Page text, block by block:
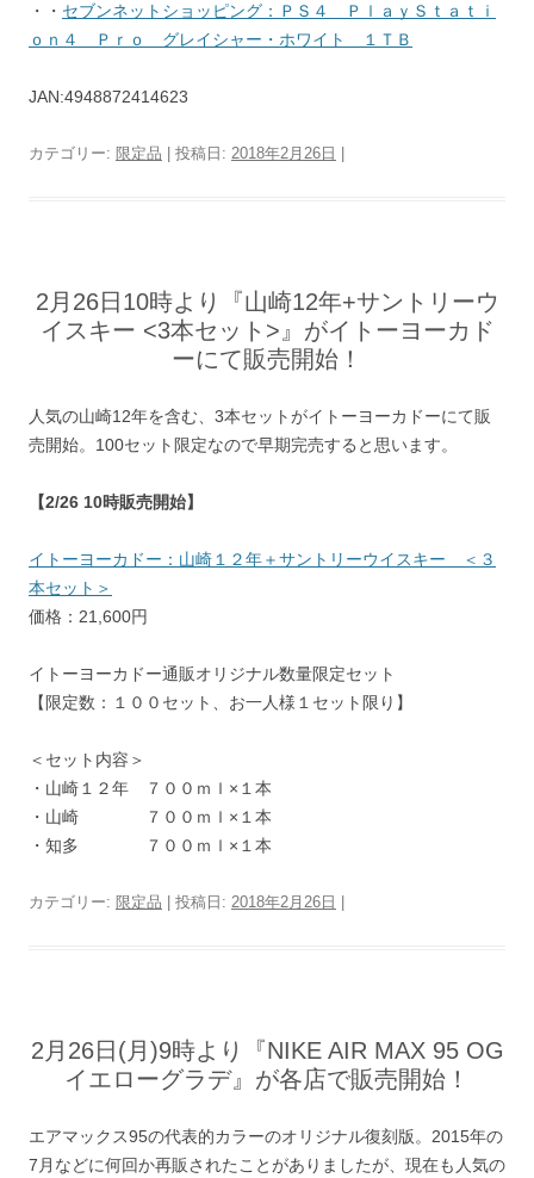
・・ セブンネットショッピング：ＰＳ４ ＰｌａｙＳｔａｔｉ
ｏｎ４ Ｐｒｏ グレイシャー・ホワイト １ＴＢ
JAN:4948872414623
カテゴリー: 限定品 | 投稿日: 2018年2月26日
2月26日10時より『山崎12年+サントリーウ
イスキー <3本セット>』がイトーヨーカド
ーにて販売開始！
人気の山崎12年を含む、3本セットがイトーヨーカドーにて販
売開始。100セット限定なので早期完売すると思います。
【2/26 10時販売開始】
イトーヨーカドー：山崎１２年＋サントリーウイスキー ＜３
本セット＞
価格：21,600円
イトーヨーカドー通販オリジナル数量限定セット
【限定数：１００セット、お一人様１セット限り】
＜セット内容＞
・山崎１２年 ７００ｍｌ×１本
・山崎 ７００ｍｌ×１本
・知多 ７００ｍｌ×１本
カテゴリー: 限定品 | 投稿日: 2018年2月26日
2月26日(月)9時より『NIKE AIR MAX 95 OG
イエローグラデ』が各店で販売開始！
エアマックス95の代表的カラーのオリジナル復刻版。2015年の
7月などに何回か再販されたことがありましたが、現在も人気の